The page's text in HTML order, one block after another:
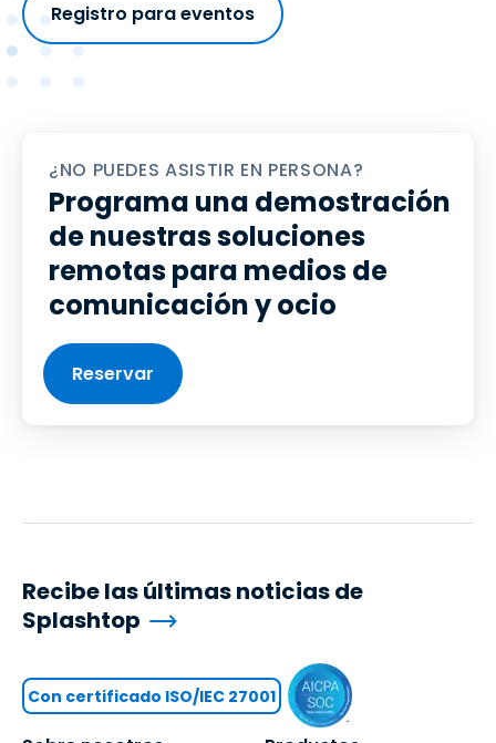
Registro para eventos
¿NO PUEDES ASISTIR EN PERSONA?
Programa una demostración
de nuestras soluciones
remotas para medios de
comunicación y ocio
Reservar
Recibe las últimas noticias de
Splashtop
Con certificado ISO/IEC 27001